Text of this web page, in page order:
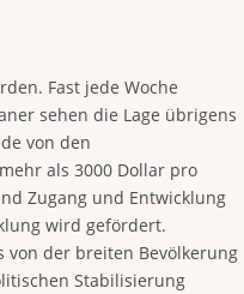
Fast jede Woche
sehen die Lage übrigens
von den
als 3000 Dollar pro
Zugang und Entwicklung
wird gefördert.
von der breiten Bevölkerung
Stabilisierung